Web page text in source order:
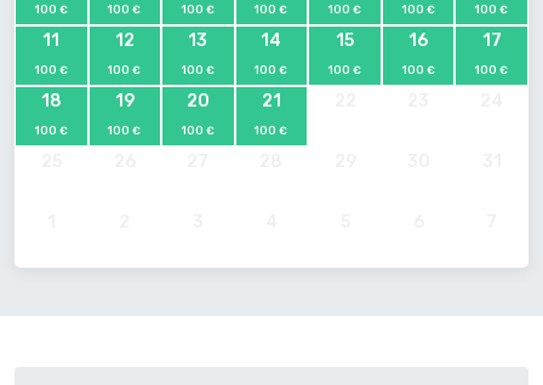
100 € 100 € 100 € 100 € 100 € 100 € 100 €
11
100 €
12
100 €
13
100 €
14
100 €
15
100 €
16
100 €
17
100 €
18
100 €
19
100 €
20
100 €
21
100 €